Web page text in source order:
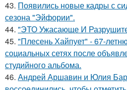
43. Появились новые кадры с
сезона "Эйфории".
44. "ЭТО Ужасающе И
45. "Плесень Хайпует" - 67-
социальных сетях после
студийного альбома.
46. Андрей Аршавин и Юлия